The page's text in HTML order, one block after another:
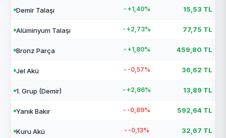
Demir Talaşı +1,40% 15,53 TL
Alüminyum Talaşı +2,73% 77,75 TL
Bronz Parça +1,80% 459,80 TL
Jel Akü -0,57% 36,62 TL
1. Grup (Demir) +2,86% 13,89 TL
Yanık Bakır -0,89% 592,64 TL
Kuru Akü -0,13% 32,67 TL